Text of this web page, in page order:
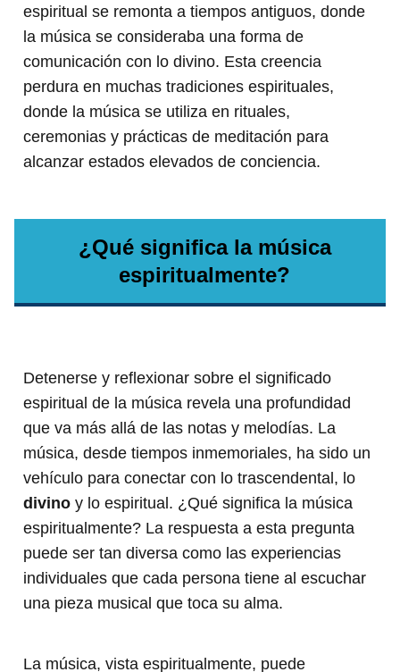
espiritual se remonta a tiempos antiguos, donde
la música se consideraba una forma de
comunicación con lo divino. Esta creencia
perdura en muchas tradiciones espirituales,
donde la música se utiliza en rituales,
ceremonias y prácticas de meditación para
alcanzar estados elevados de conciencia.
¿Qué significa la música
espiritualmente?
Detenerse y reflexionar sobre el significado
espiritual de la música revela una profundidad
que va más allá de las notas y melodías. La
música, desde tiempos inmemoriales, ha sido un
vehículo para conectar con lo trascendental, lo
divino y lo espiritual. ¿Qué significa la música
espiritualmente? La respuesta a esta pregunta
puede ser tan diversa como las experiencias
individuales que cada persona tiene al escuchar
una pieza musical que toca su alma.
La música, vista espiritualmente, puede